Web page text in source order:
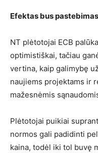
Efektas bus
NT plėtotojai ECB
optimistiškai, tačiau
vertina, kaip galimybę
naujiems projektams ir
mažesnėmis
Plėtotojai puikiai
normos gali padidinti
kaina, todėl iki tol buvę